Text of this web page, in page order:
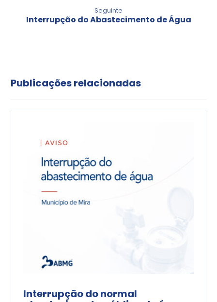
Seguinte
Interrupção do Abastecimento de Água
Publicações relacionadas
Interrupção do normal